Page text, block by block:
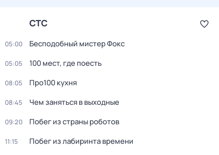
СТС
05:00 Бесподобный мистер Фокс
05:05 100 мест, где поесть
08:05 Про100 кухня
08:45 Чем заняться в выходные
09:20 Побег из страны роботов
11:15 Пoбег из лабиринтa времени